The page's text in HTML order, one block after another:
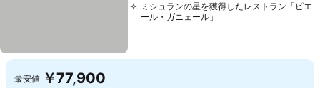
ミシュランの星を獲得したレストラン「ピエ
ール・ガニェール」
最安値 ￥77,900